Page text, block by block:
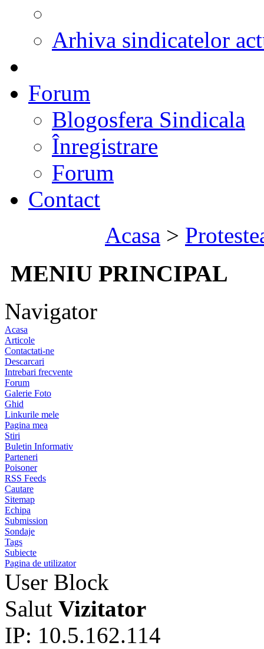
Arhiva sindicatelor
Forum
Blogosfera Sindicala
Înregistrare
Forum
Contact
Acasa >
MENIU PRINCIPAL
Navigator
Acasa
Articole
Contactati-ne
Descarcari
Intrebari frecvente
Forum
Galerie Foto
Ghid
Linkurile mele
Pagina mea
Stiri
Buletin Informativ
Parteneri
Poisoner
RSS Feeds
Cautare
Sitemap
Echipa
Submission
Sondaje
Tags
Subiecte
Pagina de utilizator
User Block
Salut Vizitator
IP: 10.5.162.114